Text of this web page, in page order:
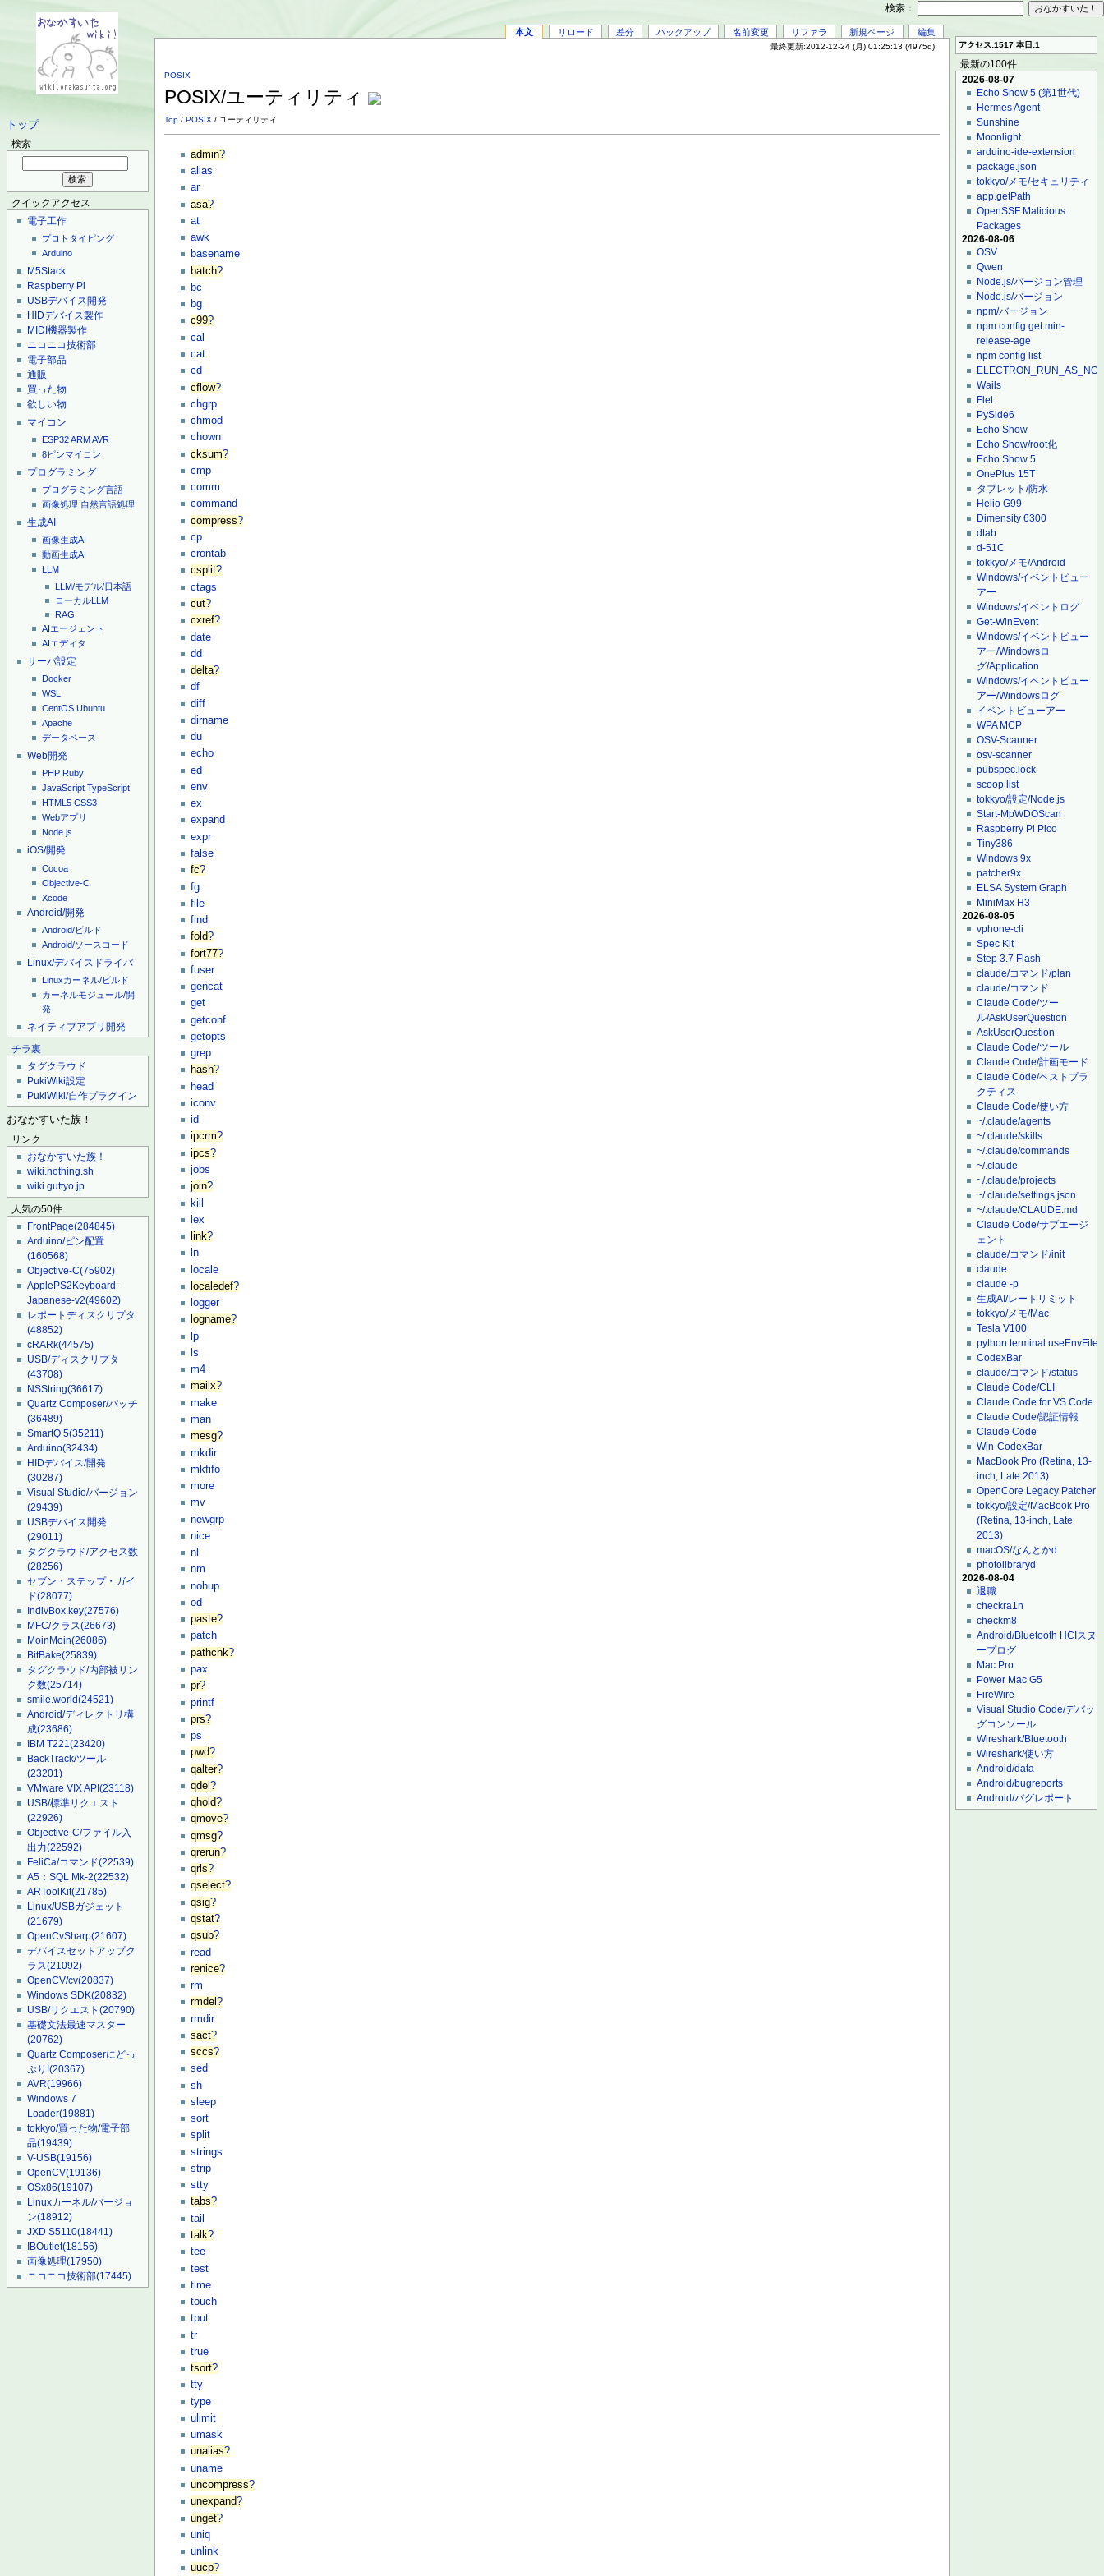
トップ
検索
クイックアクセス
電子工作
プロトタイピング
Arduino
M5Stack
Raspberry Pi
USBデバイス開発
HIDデバイス製作
MIDI機器製作
ニコニコ技術部
電子部品
通販
買った物
欲しい物
マイコン
ESP32ARMAVR
8ピンマイコン
プログラミング
プログラミング言語
画像処理 自然言語処理
生成AI
画像生成AI
動画生成AI
LLM
LLM/モデル/日本語
ローカルLLM
RAG
AIエージェント
AIエディタ
サーバ設定
Docker
WSL
CentOS Ubuntu
Apache
データベース
Web開発
PHP Ruby
JavaScript TypeScript
HTML5 CSS3
Webアプリ
Node.js
iOS/開発
Cocoa
Objective-C
Xcode
Android/開発
Android/ビルド
Android/ソースコード
Linux/デバイスドライバ
Linuxカーネル/ビルド
カーネルモジュール/開
発
ネイティブアプリ開発
チラ裏
タグクラウド
PukiWiki設定
PukiWiki/自作プラグイン
おなかすいた族！
リンク
おなかすいた族！
wiki.nothing.sh
wiki.guttyo.jp
人気の50件
FrontPage(284845)
Arduino/ピン配置
(160568)
Objective-C(75902)
ApplePS2Keyboard-
Japanese-v2(49602)
レポートディスクリプタ
(48852)
cRARk(44575)
USB/ディスクリプタ
(43708)
NSString(36617)
Quartz Composer/パッチ
(36489)
SmartQ 5(35211)
Arduino(32434)
HIDデバイス/開発
(30287)
Visual Studio/バージョン
(29439)
USBデバイス開発
(29011)
タグクラウド/アクセス数
(28256)
セブン・ステップ・ガイ
ド(28077)
IndivBox.key(27576)
MFC/クラス(26673)
MoinMoin(26086)
BitBake(25839)
タグクラウド/内部被リン
ク数(25714)
smile.world(24521)
Android/ディレクトリ構
成(23686)
IBM T221(23420)
BackTrack/ツール
(23201)
VMware VIX API(23118)
USB/標準リクエスト
(22926)
Objective-C/ファイル入
出力(22592)
FeliCa/コマンド(22539)
A5：SQL Mk-2(22532)
ARToolKit(21785)
Linux/USBガジェット
(21679)
OpenCvSharp(21607)
デバイスセットアップク
ラス(21092)
OpenCV/cv(20837)
Windows SDK(20832)
USB/リクエスト(20790)
基礎文法最速マスター
(20762)
Quartz Composerにどっ
ぷり!(20367)
AVR(19966)
Windows 7
Loader(19881)
tokkyo/買った物/電子部
品(19439)
V-USB(19156)
OpenCV(19136)
OSx86(19107)
Linuxカーネル/バージョ
ン(18912)
JXD S5110(18441)
IBOutlet(18156)
画像処理(17950)
ニコニコ技術部(17445)
本文 リロード 差分 バックアップ 名前変更 リファラ 新規ページ 編集
最終更新:2012-12-24 (月) 01:25:13 (4975d)
POSIX
POSIX/ユーティリティ
Top /POSIX / ユーティリティ
admin?
alias
ar
asa?
at
awk
basename
batch?
bc
bg
c99?
cal
cat
cd
cflow?
chgrp
chmod
chown
cksum?
cmp
comm
command
compress?
cp
crontab
csplit?
ctags
cut?
cxref?
date
dd
delta?
df
diff
dirname
du
echo
ed
env
ex
expand
expr
false
fc?
fg
file
find
fold?
fort77?
fuser
gencat
get
getconf
getopts
grep
hash?
head
iconv
id
ipcrm?
ipcs?
jobs
join?
kill
lex
link?
ln
locale
localedef?
logger
logname?
lp
ls
m4
mailx?
make
man
mesg?
mkdir
mkfifo
more
mv
newgrp
nice
nl
nm
nohup
od
paste?
patch
pathchk?
pax
pr?
printf
prs?
ps
pwd?
qalter?
qdel?
qhold?
qmove?
qmsg?
qrerun?
qrls?
qselect?
qsig?
qstat?
qsub?
read
renice?
rm
rmdel?
rmdir
sact?
sccs?
sed
sh
sleep
sort
split
strings
strip
stty
tabs?
tail
talk?
tee
test
time
touch
tput
tr
true
tsort?
tty
type
ulimit
umask
unalias?
uname
uncompress?
unexpand?
unget?
uniq
unlink
uucp?
アクセス:1517 本日:1
最新の100件
2026-08-07
Echo Show 5 (第1世代)
Hermes Agent
Sunshine
Moonlight
arduino-ide-extension
package.json
tokkyo/メモ/セキュリティ
app.getPath
OpenSSF Malicious
Packages
2026-08-06
OSV
Qwen
Node.js/バージョン管理
Node.js/バージョン
npm/バージョン
npm config get min-
release-age
npm config list
Wails
Flet
PySide6
Echo Show
Echo Show/root化
Echo Show 5
OnePlus 15T
タブレット/防水
Helio G99
Dimensity 6300
dtab
d-51C
tokkyo/メモ/Android
Windows/イベントビュー
アー
Windows/イベントログ
Get-WinEvent
Windows/イベントビュー
アー/Windowsロ
グ/Application
Windows/イベントビュー
アー/Windowsログ
イベントビューアー
WPA MCP
OSV-Scanner
osv-scanner
pubspec.lock
scoop list
tokkyo/設定/Node.js
Start-MpWDOScan
Raspberry Pi Pico
Tiny386
Windows 9x
patcher9x
ELSA System Graph
MiniMax H3
2026-08-05
vphone-cli
Spec Kit
Step 3.7 Flash
claude/コマンド/plan
claude/コマンド
Claude Code/ツー
ル/AskUserQuestion
AskUserQuestion
Claude Code/ツール
Claude Code/計画モード
Claude Code/ベストプラ
クティス
Claude Code/使い方
~/.claude/agents
~/.claude/skills
~/.claude/commands
~/.claude
~/.claude/projects
~/.claude/settings.json
~/.claude/CLAUDE.md
Claude Code/サブエージ
ェント
claude/コマンド/init
claude
claude -p
生成AI/レートリミット
tokkyo/メモ/Mac
Tesla V100
python.terminal.useEnvFile
CodexBar
claude/コマンド/status
Claude Code/CLI
Claude Code for VS Code
Claude Code/認証情報
Claude Code
Win-CodexBar
MacBook Pro (Retina, 13-
inch, Late 2013)
OpenCore Legacy Patcher
tokkyo/設定/MacBook Pro
(Retina, 13-inch, Late
2013)
macOS/なんとかd
photolibraryd
2026-08-04
退職
checkra1n
checkm8
Android/Bluetooth HCIスヌ
ープログ
Mac Pro
Power Mac G5
FireWire
Visual Studio Code/デバッ
グコンソール
Wireshark/Bluetooth
Wireshark/使い方
Android/data
Android/bugreports
Android/バグレポート
検索：